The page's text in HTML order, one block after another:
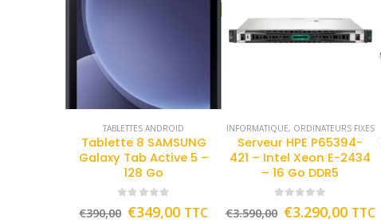
TABLETTES ANDROID
Tablette 8 SAMSUNG
Galaxy Tab Active 5 –
128 Go
€390,00 €349,00 TTC
INFORMATIQUE, ORDINATEURS FIXES
Serveur HPE P65394-
421 – Intel Xeon E-2434
– 16 Go DDR5
€3.590,00 €3.290,00 TTC